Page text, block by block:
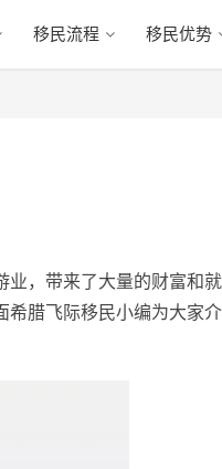
移民流程 移民优势
业，带来了大量的财富和
希腊飞际移民小编为大家